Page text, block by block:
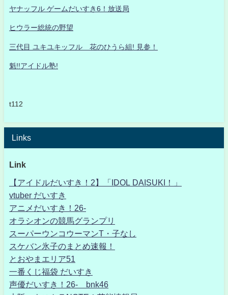
ヤナッフル ゲームだいすき6！放送局
ヒウラー総統の野望
三代目 ユキユキッフル 花のひうら組! 見参！
魁!!アイドル塾!
t112
Links
Link
【アイドルだいすき！2】「IDOL DAISUKI！」
vtuber だいすき
アニメだいすき！26-
オラシオンの競馬グランプリ
スーパーウンコウーマンT・子なし
スケバン氷子のまとめ速報！
とおやまエリア51
一番くじ福袋 だいすき
声優だいすき！26- bnk46